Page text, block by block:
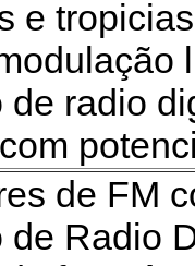
e
de radio
de FM
de Radio